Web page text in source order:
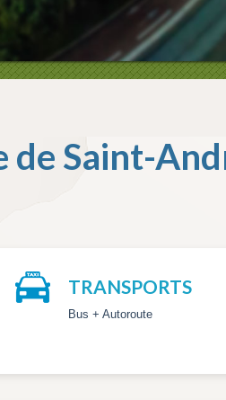
de Saint-
TRANSPORTS
Bus + Autoroute